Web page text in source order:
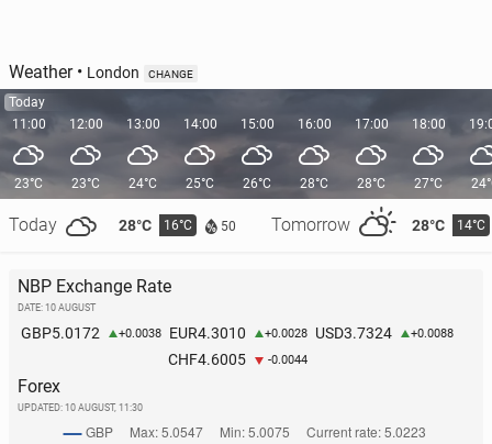
Weather• London CHANGE
Today
11:00
23°C
Today 28°C 16°C 50 Tomorrow 28°C 14°C
12:00
23°C
13:00
24°C
14:00
25°C
15:00
26°C
16:00
28°C
17:00
28°C
18:00
27°C
NBP Exchange Rate
DATE: 10 AUGUST
GBP5.0172 +0.0038 EUR4.3010 +0.0028 USD3.7324 +0.0088
CHF4.6005 -0.0044
Forex
UPDATED: 10 AUGUST, 11:30